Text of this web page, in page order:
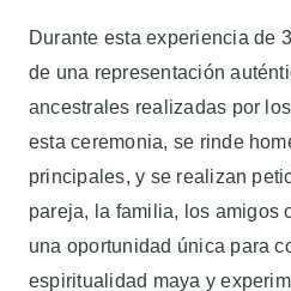
Durante esta experiencia de
de una representación
ancestrales realizadas por
esta ceremonia, se rinde
principales, y se realizan
pareja, la familia, los amigos
una oportunidad única para
espiritualidad maya y